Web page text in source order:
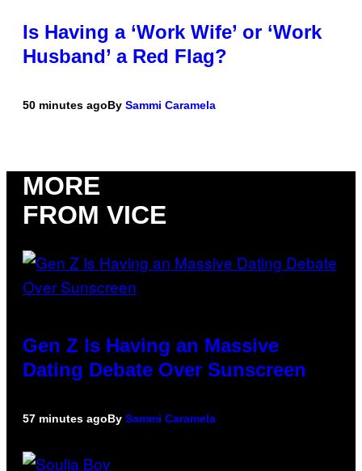
Is Having a ‘Work Wife’ or ‘Work
Husband’ a Red Flag?
50 minutes agoBy Sammi Caramela
MORE
FROM VICE
Gen Z Is Having an Massive
Dating Debate Over Sunscreen
57 minutes agoBy Sammi Caramela